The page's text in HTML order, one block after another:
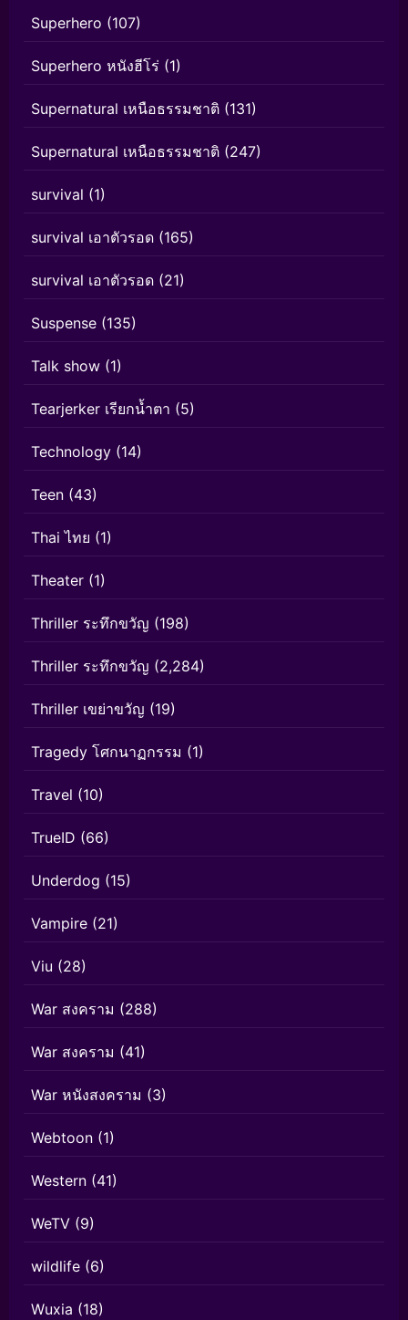
Superhero (107)
Superhero หนังฮีโร่ (1)
Supernatural เหนือธรรมชาติ (131)
Supernatural เหนือธรรมชาติ (247)
survival (1)
survival เอาตัวรอด (165)
survival เอาตัวรอด (21)
Suspense (135)
Talk show (1)
Tearjerker เรียกน้ำตา (5)
Technology (14)
Teen (43)
Thai ไทย (1)
Theater (1)
Thriller ระทึกขวัญ (198)
Thriller ระทึกขวัญ (2,284)
Thriller เขย่าขวัญ (19)
Tragedy โศกนาฏกรรม (1)
Travel (10)
TrueID (66)
Underdog (15)
Vampire (21)
Viu (28)
War สงคราม (288)
War สงคราม (41)
War หนังสงคราม (3)
Webtoon (1)
Western (41)
WeTV (9)
wildlife (6)
Wuxia (18)